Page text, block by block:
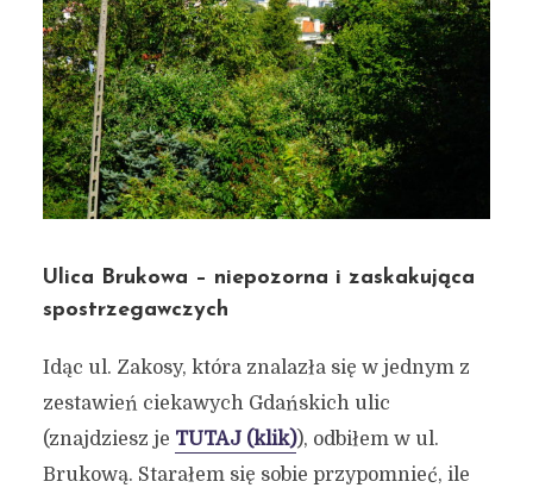
Ulica Brukowa – niepozorna i zaskakująca
spostrzegawczych
Idąc ul. Zakosy, która znalazła się w jednym z
zestawień ciekawych Gdańskich ulic
(znajdziesz je TUTAJ (klik)), odbiłem w ul.
Brukową. Starałem się sobie przypomnieć, ile